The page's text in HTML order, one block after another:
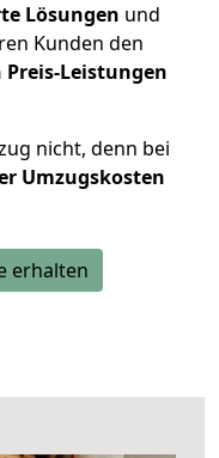
Lösungen und
Kunden den
Preis-Leistungen
nicht, denn bei
Umzugskosten
erhalten